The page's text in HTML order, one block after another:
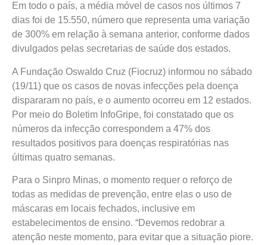
Em todo o país, a média móvel de casos nos últimos 7
dias foi de 15.550, número que representa uma variação
de 300% em relação à semana anterior, conforme dados
divulgados pelas secretarias de saúde dos estados.
A Fundação Oswaldo Cruz (Fiocruz) informou no sábado
(19/11) que os casos de novas infecções pela doença
dispararam no país, e o aumento ocorreu em 12 estados.
Por meio do Boletim InfoGripe, foi constatado que os
números da infecção correspondem a 47% dos
resultados positivos para doenças respiratórias nas
últimas quatro semanas.
Para o Sinpro Minas, o momento requer o reforço de
todas as medidas de prevenção, entre elas o uso de
máscaras em locais fechados, inclusive em
estabelecimentos de ensino. “Devemos redobrar a
atenção neste momento, para evitar que a situação piore.